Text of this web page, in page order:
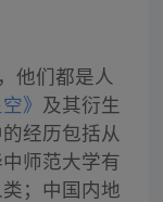
他们都是人
》 及其衍生
经历包括从
师范大学有
；中国内地